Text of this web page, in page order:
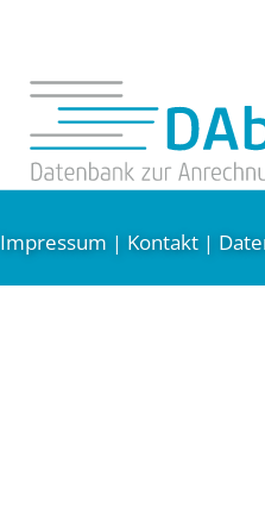
Impressum | Kontakt |